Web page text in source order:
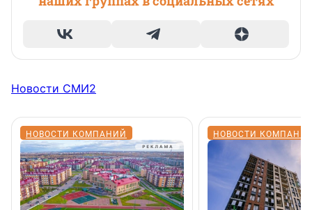
Новости СМИ2
НОВОСТИ КОМПАНИЙ НОВОСТИ